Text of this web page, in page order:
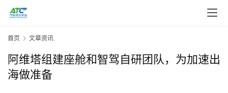
首页 文章资讯
阿维塔组建座舱和智驾自研团队，为加速出
海做准备